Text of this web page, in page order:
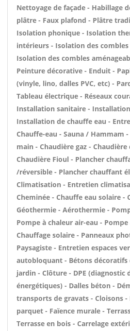
Nettoyage de façade - Habillage
plâtre - Faux plafond - Plâtre
Isolation phonique - Isolation
intérieurs - Isolation des combles
Isolation des combles
Peinture décorative - Enduit -
(vinyle, lino, dalles PVC, etc) -
Tableau électrique - Réseaux
Installation sanitaire -
Installation de chauffe eau -
Chauffe-eau - Sauna / Hammam
main - Chaudière gaz -
Chaudière Fioul - Plancher
/réversible - Plancher chauffant
Climatisation - Entretien
Cheminée - Chauffe eau solaire -
Géothermie - Aérothermie -
Pompe à chaleur air-eau -
Chauffage solaire - Panneaux
Paysagiste - Entretien espaces
autobloquant - Bétons décoratifs
jardin - Clôture - DPE (diagnostic
énergétiques) - Dalles béton -
transports de gravats - Cloisons
parquet - Faïence murale -
Terrasse en bois - Carrelage